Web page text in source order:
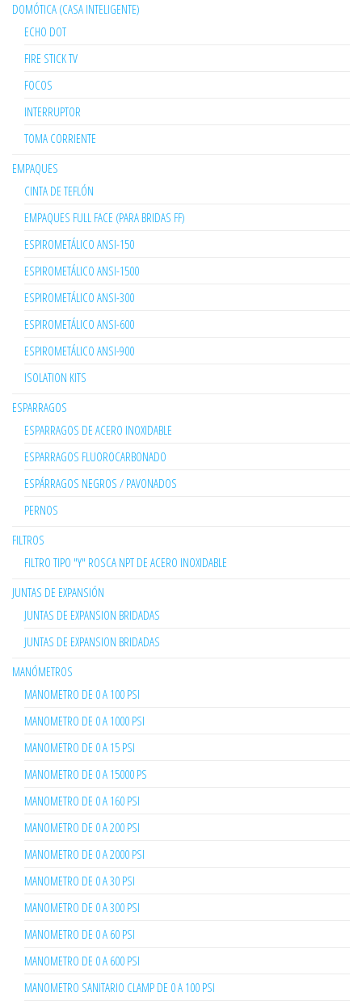
DOMÓTICA (CASA INTELIGENTE)
ECHO DOT
FIRE STICK TV
FOCOS
INTERRUPTOR
TOMA CORRIENTE
EMPAQUES
CINTA DE TEFLÓN
EMPAQUES FULL FACE (PARA BRIDAS FF)
ESPIROMETÁLICO ANSI-150
ESPIROMETÁLICO ANSI-1500
ESPIROMETÁLICO ANSI-300
ESPIROMETÁLICO ANSI-600
ESPIROMETÁLICO ANSI-900
ISOLATION KITS
ESPARRAGOS
ESPARRAGOS DE ACERO INOXIDABLE
ESPARRAGOS FLUOROCARBONADO
ESPÁRRAGOS NEGROS / PAVONADOS
PERNOS
FILTROS
FILTRO TIPO "Y" ROSCA NPT DE ACERO INOXIDABLE
JUNTAS DE EXPANSIÓN
JUNTAS DE EXPANSION BRIDADAS
JUNTAS DE EXPANSION BRIDADAS
MANÓMETROS
MANOMETRO DE 0 A 100 PSI
MANOMETRO DE 0 A 1000 PSI
MANOMETRO DE 0 A 15 PSI
MANOMETRO DE 0 A 15000 PS
MANOMETRO DE 0 A 160 PSI
MANOMETRO DE 0 A 200 PSI
MANOMETRO DE 0 A 2000 PSI
MANOMETRO DE 0 A 30 PSI
MANOMETRO DE 0 A 300 PSI
MANOMETRO DE 0 A 60 PSI
MANOMETRO DE 0 A 600 PSI
MANOMETRO SANITARIO CLAMP DE 0 A 100 PSI